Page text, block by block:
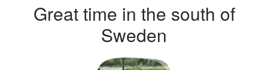
Great time in the south of
Sweden